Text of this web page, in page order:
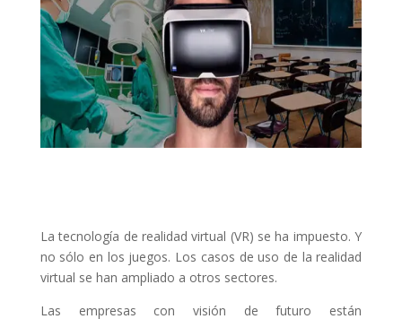
La tecnología de realidad virtual (VR) se ha impuesto. Y
no sólo en los juegos. Los casos de uso de la realidad
virtual se han ampliado a otros sectores.
Las empresas con visión de futuro están